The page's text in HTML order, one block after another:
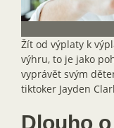
Žít od výplaty k
výhru, to je jako
vyprávět svým
tiktoker Jayden
D louho